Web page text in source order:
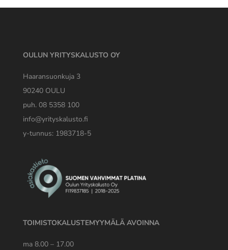
OULUN YRITYSKALUSTO OY
Haaransuonkuja 3
90240 OULU
puh. 08 5358 100
info@yrityskalusto.fi
y-tunnus: 1983718-5
TOIMISTOKALUSTEMYYMÄLÄ AVOINNA
ma 8.00 – 17.00